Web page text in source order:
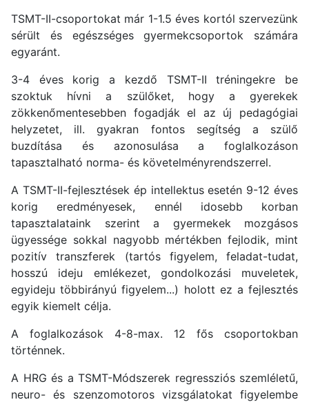
TSMT-II-csoportokat már 1-1.5 éves kortól szervezünk
sérült és egészséges gyermekcsoportok számára
egyaránt.
3-4 éves korig a kezdő TSMT-II tréningekre be
szoktuk hívni a szülőket, hogy a gyerekek
zökkenőmentesebben fogadják el az új pedagógiai
helyzetet, ill. gyakran fontos segítség a szülő
buzdítása és azonosulása a foglalkozáson
tapasztalható norma- és követelményrendszerrel.
A TSMT-II-fejlesztések ép intellektus esetén 9-12 éves
korig eredményesek, ennél idosebb korban
tapasztalataink szerint a gyermekek mozgásos
ügyessége sokkal nagyobb mértékben fejlodik, mint
pozitív transzferek (tartós figyelem, feladat-tudat,
hosszú ideju emlékezet, gondolkozási muveletek,
egyideju többirányú figyelem...) holott ez a fejlesztés
egyik kiemelt célja.
A foglalkozások 4-8-max. 12 fős csoportokban
történnek.
A HRG és a TSMT-Módszerek regressziós szemléletű,
neuro- és szenzomotoros vizsgálatokat figyelembe